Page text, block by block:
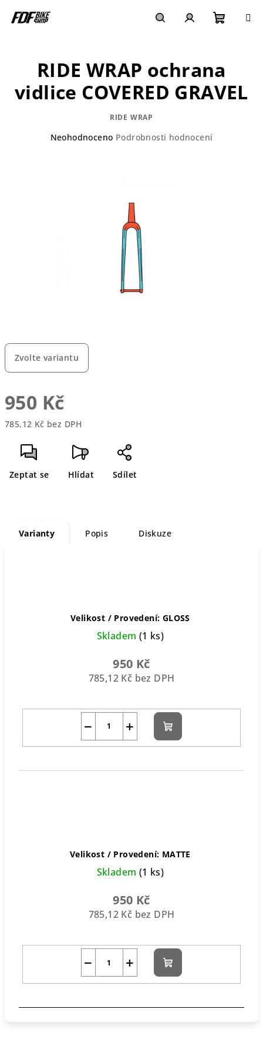
košík
Zvolte variantu
950 Kč
785,12 Kč bez DPH
cena:
Zeptat se Hlídat Sdílet
RIDE WRAP ochrana
vidlice COVERED GRAVEL
RIDE WRAP
Průměrné
Neohodnoceno Podrobnosti hodnocení
Varianty Popis Diskuze
Velikost / Provedení: GLOSS
Skladem (1 ks)
950 Kč
785,12 Kč bez DPH
+
− Do
košíku
Velikost / Provedení: MATTE
Skladem (1 ks)
950 Kč
785,12 Kč bez DPH
+
− Do
košíku